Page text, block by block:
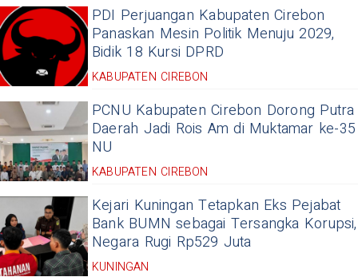
PDI Perjuangan Kabupaten Cirebon
Panaskan Mesin Politik Menuju 2029,
Bidik 18 Kursi DPRD
KABUPATEN CIREBON
PCNU Kabupaten Cirebon Dorong Putra
Daerah Jadi Rois Am di Muktamar ke-35
NU
KABUPATEN CIREBON
Kejari Kuningan Tetapkan Eks Pejabat
Bank BUMN sebagai Tersangka Korupsi,
Negara Rugi Rp529 Juta
KUNINGAN